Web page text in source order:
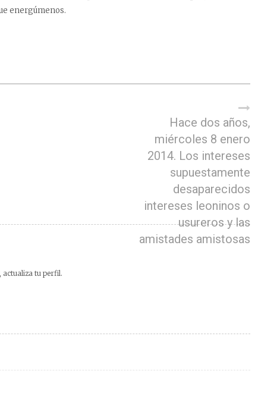
energúmenos.
Hace dos años,
miércoles 8 enero
2014. Los intereses
supuestamente
desaparecidos
intereses leoninos o
usureros y las
amistades amistosas
tu perfil.